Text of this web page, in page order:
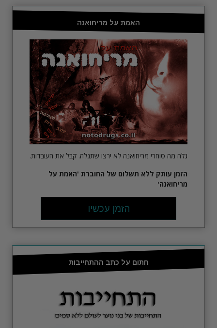
האמת על מריחואנה
גלה מה סוחרי מריחואנה לא ירצו שתגלה. קבל את העובדות.
הזמן עותק ללא תשלום של החוברת 'האמת על
מריחואנה'
הזמן עכשיו
חתום על כתב ההתחייבות